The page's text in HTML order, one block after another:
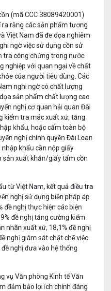
(mã CCC 38089420001)
ra rằng các sản phẩm tương
Việt Nam đã đe dọa nghiêm
ngờ việc sử dụng cồn sử
tra công chứng trong nước
nghiệp với quan ngại về chất
của người tiêu dùng. Các
nghi ngờ có chất lượng
sản phẩm chất lượng cao
nghị cơ quan hải quan Đài
kiểm tra mác xuất xứ, tăng
khẩu, hoặc cấm toàn bộ
nghị chính quyền Đài Loan
nhập khẩu cần nộp giấy
sản xuất khăn/giấy tẩm cồn
từ Việt Nam, kết quả điều tra
nghị sử dụng biện pháp áp
đề nghị thực hiện các biện
đề nghị tăng cường kiểm
nhãn xuất xứ, 18,1% đề nghị
nghị giám sát chặt chẽ việc
nghị đưa vào hệ thống
vụ Văn phòng Kinh tế Văn
đảm bảo lợi ích chính đáng